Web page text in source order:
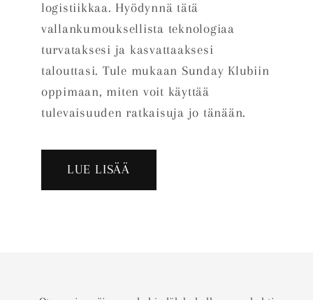
logistiikkaa. Hyödynnä tätä
vallankumouksellista teknologiaa
turvataksesi ja kasvattaaksesi
talouttasi. Tule mukaan Sunday Klubiin
oppimaan, miten voit käyttää
tulevaisuuden ratkaisuja jo tänään.
LUE LISÄÄ